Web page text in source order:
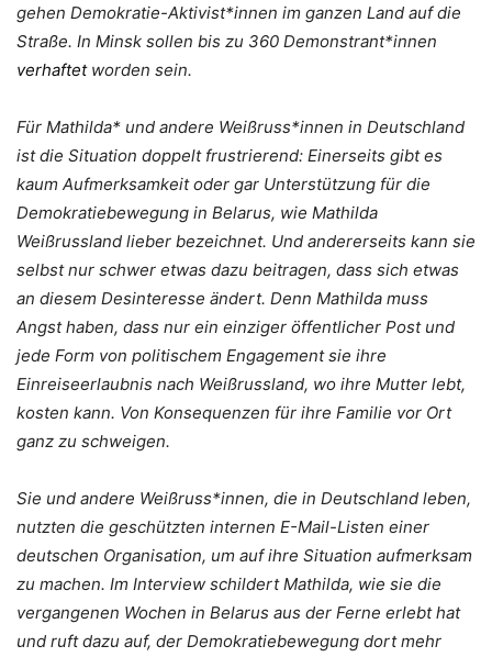
gehen Demokratie-Aktivist*innen im ganzen Land auf die
Straße. In Minsk sollen bis zu 360 Demonstrant*innen
verhaftetworden sein.
Für Mathilda* und andere Weißruss*innen in Deutschland
ist die Situation doppelt frustrierend: Einerseits gibt es
kaum Aufmerksamkeit oder gar Unterstützung für die
Demokratiebewegung in Belarus, wie Mathilda
Weißrussland lieber bezeichnet. Und andererseits kann sie
selbst nur schwer etwas dazu beitragen, dass sich etwas
an diesem Desinteresse ändert. Denn Mathilda muss
Angst haben, dass nur ein einziger öffentlicher Post und
jede Form von politischem Engagement sie ihre
Einreiseerlaubnis nach Weißrussland, wo ihre Mutter lebt,
kosten kann. Von Konsequenzen für ihre Familie vor Ort
ganz zu schweigen.
Sie und andere Weißruss*innen, die in Deutschland leben,
nutzten die geschützten internen E-Mail-Listen einer
deutschen Organisation, um auf ihre Situation aufmerksam
zu machen. Im Interview schildert Mathilda, wie sie die
vergangenen Wochen in Belarus aus der Ferne erlebt hat
und ruft dazu auf, der Demokratiebewegung dort mehr